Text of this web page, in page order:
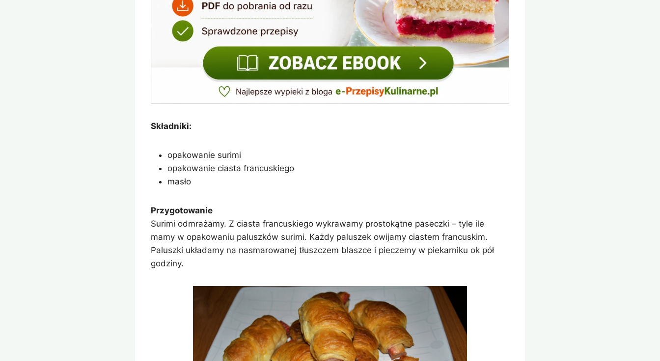
Składniki:
opakowanie surimi
opakowanie ciasta francuskiego
masło
Przygotowanie
Surimi odmrażamy. Z ciasta francuskiego wykrawamy prostokątne paseczki – tyle ile
mamy w opakowaniu paluszków surimi. Każdy paluszek owijamy ciastem francuskim.
Paluszki układamy na nasmarowanej tłuszczem blaszce i pieczemy w piekarniku ok pół
godziny.